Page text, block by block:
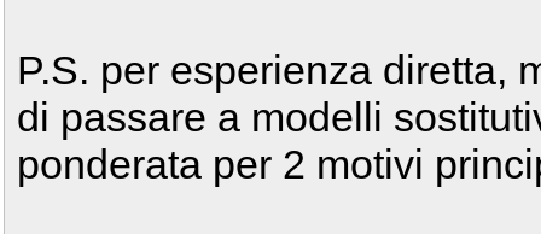
P.S. per esperienza diretta,
di passare a modelli
ponderata per 2 motivi